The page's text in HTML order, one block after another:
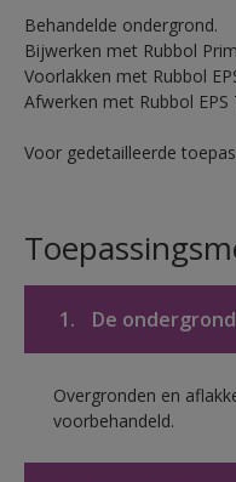
Behandelde ondergrond.
Bijwerken met Rubbol
Voorlakken met Rubbol
Afwerken met Rubbol EPS
Voor gedetailleerde
1. De ondergrond
Overgronden en
voorbehandeld.